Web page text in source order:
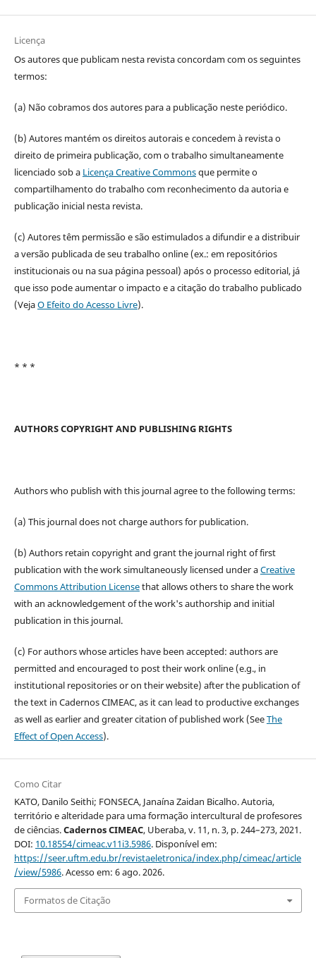
Licença
Os autores que publicam nesta revista concordam com os seguintes
termos:
(a) Não cobramos dos autores para a publicação neste periódico.
(b) Autores mantém os direitos autorais e concedem à revista o
direito de primeira publicação, com o trabalho simultaneamente
licenciado sob a Licença Creative Commonsque permite o
compartilhamento do trabalho com reconhecimento da autoria e
publicação inicial nesta revista.
(c) Autores têm permissão e são estimulados a difundir e a distribuir
a versão publicada de seu trabalho online (ex.: em repositórios
institucionais ou na sua página pessoal) após o processo editorial, já
que isso pode aumentar o impacto e a citação do trabalho publicado
(VejaO Efeito do Acesso Livre).
* * *
AUTHORS COPYRIGHT AND PUBLISHING RIGHTS
Authors who publish with this journal agree to the following terms:
(a) This journal does not charge authors for publication.
(b) Authors retain copyright and grant the journal right of first
publication with the work simultaneously licensed under aCreative
Commons Attribution Licensethat allows others to share the work
with an acknowledgement of the work's authorship and initial
publication in this journal.
(c) For authors whose articles have been accepted: authors are
permitted and encouraged to post their work online (e.g., in
institutional repositories or on their website) after the publication of
the text in Cadernos CIMEAC, as it can lead to productive exchanges
as well as earlier and greater citation of published work (SeeThe
Effect of Open Access).
Como Citar
KATO, Danilo Seithi; FONSECA, Janaína Zaidan Bicalho. Autoria,
território e alteridade para uma formação intercultural de profesores
de ciências.Cadernos CIMEAC, Uberaba, v. 11, n. 3, p. 244–273, 2021.
DOI: 10.18554/cimeac.v11i3.5986. Disponível em:
https://seer.uftm.edu.br/revistaeletronica/index.php/cimeac/article
/view/5986. Acesso em: 6 ago. 2026.
Formatos de Citação